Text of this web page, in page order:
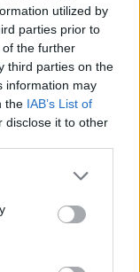
utilized by
parties prior to
the further
third parties on the
information may
the IAB’s List of
disclose it to other
or more Google
You may click to
party tags to
in below Google
pályáján
a
kiemelten fontos